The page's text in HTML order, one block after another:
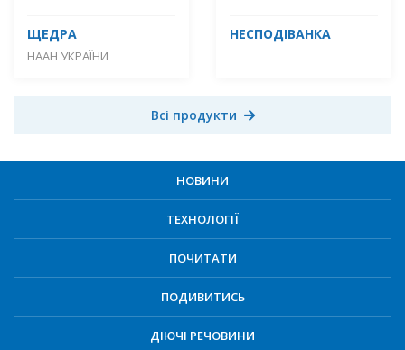
ЩЕДРА
НААН УКРАЇНИ
НЕСПОДІВАНКА
Всі продукти
НОВИНИ
ТЕХНОЛОГІЇ
ПОЧИТАТИ
ПОДИВИТИСЬ
ДІЮЧІ РЕЧОВИНИ